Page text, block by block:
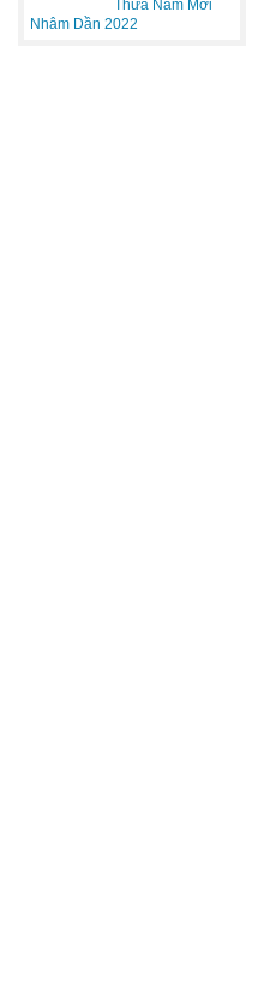
Thừa Năm Mới
Nhâm Dần 2022